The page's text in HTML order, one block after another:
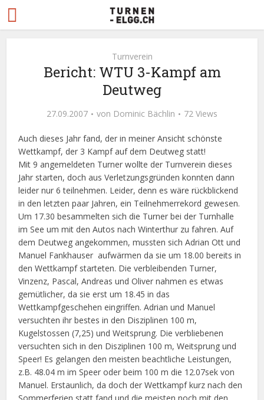
Turnverein
Bericht: WTU 3-Kampf am
Deutweg
27.09.2007 von Dominic Bächlin 72 Views
Auch dieses Jahr fand, der in meiner Ansicht schönste
Wettkampf, der 3 Kampf auf dem Deutweg statt!
Mit 9 angemeldeten Turner wollte der Turnverein dieses
Jahr starten, doch aus Verletzungsgründen konnten dann
leider nur 6 teilnehmen. Leider, denn es wäre rückblickend
in den letzten paar Jahren, ein Teilnehmerrekord gewesen.
Um 17.30 besammelten sich die Turner bei der Turnhalle
im See um mit den Autos nach Winterthur zu fahren. Auf
dem Deutweg angekommen, mussten sich Adrian Ott und
Manuel Fankhauser aufwärmen da sie um 18.00 bereits in
den Wettkampf starteten. Die verbleibenden Turner,
Vinzenz, Pascal, Andreas und Oliver nahmen es etwas
gemütlicher, da sie erst um 18.45 in das
Wettkampfgeschehen eingriffen. Adrian und Manuel
versuchten ihr bestes in den Disziplinen 100 m,
Kugelstossen (7,25) und Weitsprung. Die verbliebenen
versuchten sich in den Disziplinen 100 m, Weitsprung und
Speer! Es gelangen den meisten beachtliche Leistungen,
z.B. 48.04 m im Speer oder beim 100 m die 12.07sek von
Manuel. Erstaunlich, da doch der Wettkampf kurz nach den